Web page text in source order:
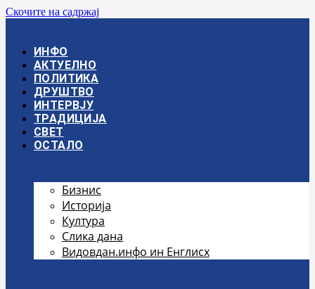
Скочите на садржај
ИНФО
АКТУЕЛНО
ПОЛИТИКА
ДРУШТВО
ИНТЕРВЈУ
ТРАДИЦИЈА
СВЕТ
ОСТАЛО
Бизнис
Историја
Култура
Слика дана
Видовдан.инфо ин Енглисх